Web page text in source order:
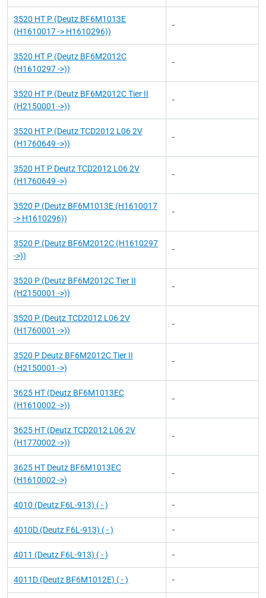
3520 HT P (Deutz BF6M1013E
(H1610017 -> H1610296))
-
3520 HT P (Deutz BF6M2012C
(H1610297 ->))
-
3520 HT P (Deutz BF6M2012C Tier II
(H2150001 ->))
-
3520 HT P (Deutz TCD2012 L06 2V
(H1760649 ->))
-
3520 HT P Deutz TCD2012 L06 2V
(H1760649 ->)
-
3520 P (Deutz BF6M1013E (H1610017
-> H1610296))
-
3520 P (Deutz BF6M2012C (H1610297
->))
-
3520 P (Deutz BF6M2012C Tier II
(H2150001 ->))
-
3520 P (Deutz TCD2012 L06 2V
(H1760001 ->))
-
3520 P Deutz BF6M2012C Tier II
(H2150001 ->)
-
3625 HT (Deutz BF6M1013EC
(H1610002 ->))
-
3625 HT (Deutz TCD2012 L06 2V
(H1770002 ->))
-
3625 HT Deutz BF6M1013EC
(H1610002 ->)
-
4010 (Deutz F6L-913) ( - ) -
4010D (Deutz F6L-913) ( - ) -
4011 (Deutz F6L-913) ( - ) -
4011D (Deutz BF6M1012E) ( - ) -